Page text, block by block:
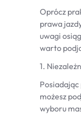
Oprócz
prawa
uwagi
warto
1.
możesz
wyboru